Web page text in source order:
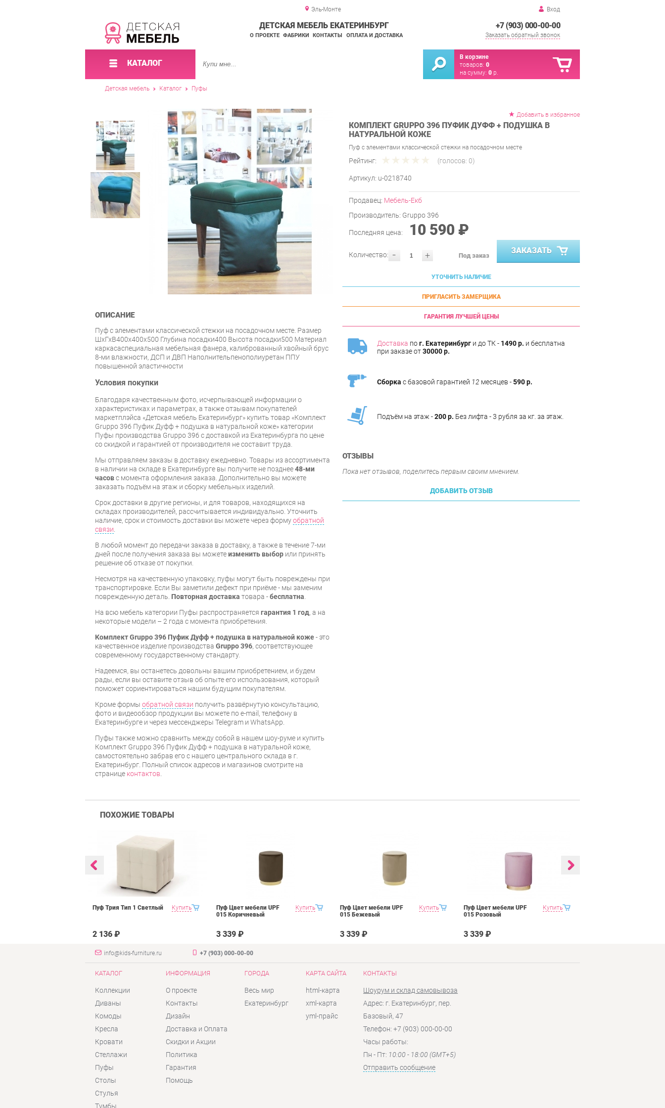
Эль-Монте Вход
+7 (903) 000-00-00
Заказать обратный звонок
ДЕТСКАЯ МЕБЕЛЬ ЕКАТЕРИНБУРГ
О ПРОЕКТЕ ФАБРИКИ КОНТАКТЫ ОПЛАТА И ДОСТАВКА
КАТАЛОГ
В корзине
товаров: 0
на сумму: 0 р.
Детская мебель Каталог Пуфы
Добавить в избранное
КОМПЛЕКТ GRUPPO 396 ПУФИК ДУФФ + ПОДУШКА В
НАТУРАЛЬНОЙ КОЖЕ
Пуф с элементами классической стежки на посадочном месте
Рейтинг: (голосов: 0)
Артикул: u-0218740
Продавец: Мебель-Екб
Производитель: Gruppo 396
Последняя цена: 10 590 ₽
- +
Количество: Под заказ
ЗАКАЗАТЬ
УТОЧНИТЬ НАЛИЧИЕ
ПРИГЛАСИТЬ ЗАМЕРЩИКА
ГАРАНТИЯ ЛУЧШЕЙ ЦЕНЫ
Доставка пог. Екатеринбург и до ТК - 1490 р. и бесплатна
при заказе от30000 р.
Сборка с базовой гарантией 12 месяцев -590 р.
Подъём на этаж -200 р. Без лифта - 3 рубля за кг. за этаж.
ОПИСАНИЕ
Пуф с элементами классической стежки на посадочном месте. Размер
ШхГхВ400х400х500 Глубина посадки400 Высота посадки500 Материал
каркасаспециальная мебельная фанера, калиброванный хвойный брус
8-ми влажности, ДСП и ДВП Наполнительпенополиуретан ППУ
повышенной эластичности
Условия покупки
Благодаря качественным фото, исчерпывающей информации о
характеристиках и параметрах, а также отзывам покупателей
маркетплэйса «Детская мебель Екатеринбург» купить товар «Комплект
Gruppo 396 Пуфик Дуфф + подушка в натуральной коже» категории
Пуфы производства Gruppo 396 с доставкой из Екатеринбурга по цене
со скидкой и гарантией от производителя не составит труда.
Мы отправляем заказы в доставку ежедневно. Товары из ассортимента
в наличии на складе в Екатеринбурге вы получите не позднее48-ми
часовс момента оформления заказа. Дополнительно вы можете
заказать подъём на этаж и сборку мебельных изделий.
Срок доставки в другие регионы, и для товаров, находящихся на
складах производителей, рассчитывается индивидуально. Уточнить
наличие, срок и стоимость доставки вы можете через формуобратной
связи.
В любой момент до передачи заказа в доставку, а также в течение 7-ми
дней после получения заказа вы можетеизменить выбор или принять
решение об отказе от покупки.
Несмотря на качественную упаковку, пуфы могут быть повреждены при
транспортировке. Если Вы заметили дефект при приёме - мы заменим
поврежденную деталь. Повторная доставка товара -бесплатна.
На всю мебель категории Пуфы распространяется гарантия 1 год, а на
некоторые модели – 2 года с момента приобретения.
Комплект Gruppo 396 Пуфик Дуфф + подушка в натуральной коже- это
качественное изделие производства Gruppo 396, соответствующее
современному государственному стандарту.
Надеемся, вы останетесь довольны вашим приобретением, и будем
рады, если вы оставите отзыв об опыте его использования, который
поможет сориентироваться нашим будущим покупателям.
Кроме формы обратной связи получить развёрнутую консультацию,
фото и видеообзор продукции вы можете по e-mail, телефону в
Екатеринбурге и через мессенджеры Telegram и WhatsApp.
Пуфы также можно сравнить между собой в нашем шоу-руме и купить
Комплект Gruppo 396 Пуфик Дуфф + подушка в натуральной коже,
самостоятельно забрав его с нашего центрального склада в г.
Екатеринбург. Полный список адресов и магазинов смотрите на
странице контактов.
ОТЗЫВЫ
Пока нет отзывов, поделитесь первым своим мнением.
ДОБАВИТЬ ОТЗЫВ
ПОХОЖИЕ ТОВАРЫ
Купить
Пуф Трия Тип 1 Светлый
2 136 ₽
Купить
Пуф Цвет мебели UPF
015 Коричневый
3 339 ₽
Купить
Пуф Цвет мебели UPF
015 Бежевый
3 339 ₽
Купить
Пуф Цвет мебели UPF
015 Розовый
3 339 ₽
info@kids-furniture.ru +7 (903) 000-00-00
КАТАЛОГ
Коллекции
Диваны
Комоды
Кресла
Кровати
Стеллажи
Пуфы
Столы
Стулья
Тумбы
ИНФОРМАЦИЯ
О проекте
Контакты
Дизайн
Доставка и Оплата
Скидки и Акции
Политика
Гарантия
Помощь
ГОРОДА
Весь мир
Екатеринбург
КАРТА САЙТА
html-карта
xml-карта
yml-прайс
КОНТАКТЫ
Шоурум и склад самовывоза
Адрес: г. Екатеринбург, пер.
Базовый, 47
Телефон: +7 (903) 000-00-00
Часы работы:
Пн - Пт: 10:00 - 18:00 (GMT+5)
Отправить сообщение